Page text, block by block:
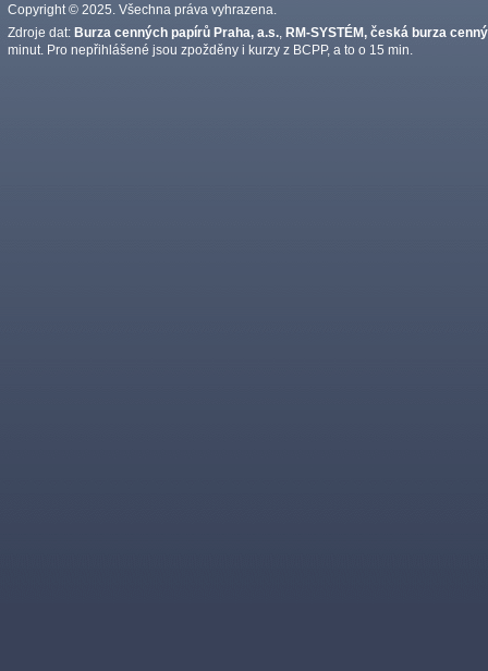
Copyright © 2025. Všechna práva vyhrazena.
Zdroje dat: Burza cenných papírů Praha, a.s. RM-SYSTÉM, česká burza
minut. Pro nepřihlášené jsou zpožděny i kurzy z BCPP, a to o 15 min.